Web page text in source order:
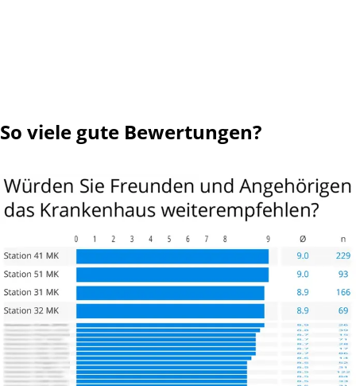
So viele gute Bewertungen?